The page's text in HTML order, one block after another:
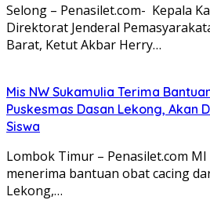
Selong – Penasilet.com- Kepala
Direktorat Jenderal
Barat, Ketut Akbar Herry…
Mis NW Sukamulia Terima
Puskesmas Dasan Lekong, Akan
Siswa
Lombok Timur – Penasilet.com
menerima bantuan obat cacing
Lekong,…